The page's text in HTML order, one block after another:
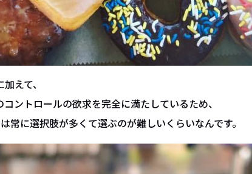
えて、
ントロールの欲求を完全に満たしているため、
常に選択肢が多くて選ぶのが難しいくらいなんです。